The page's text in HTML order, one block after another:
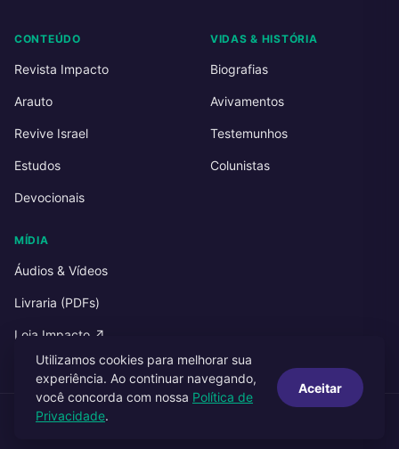
CONTEÚDO
Revista Impacto
Arauto
Revive Israel
Estudos
Devocionais
VIDAS & HISTÓRIA
Biografias
Avivamentos
Testemunhos
Colunistas
MÍDIA
Áudios & Vídeos
Livraria (PDFs)
Loja Impacto ↗
© 2026 Impacto Publicações. Todos os direitos reservados.
Utilizamos cookies para melhorar sua
experiência. Ao continuar navegando,
você concorda com nossa Política de
Privacidade.
Aceitar